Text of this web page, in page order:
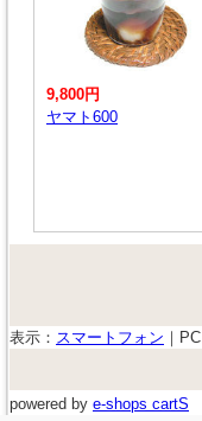
9,800円
ヤマト600
表示： スマートフォン ｜ PC
powered by e-shops cartS